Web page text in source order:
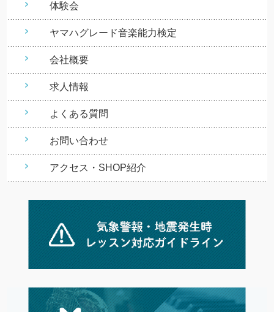
体験会
ヤマハグレード音楽能力検定
会社概要
求人情報
よくある質問
お問い合わせ
アクセス・SHOP紹介